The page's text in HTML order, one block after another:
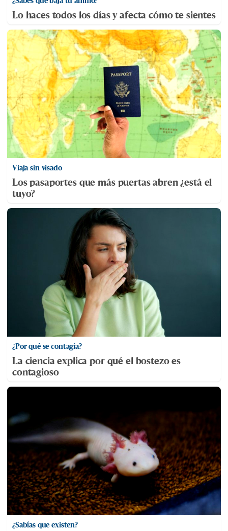
Lo haces todos los días y afecta cómo te sientes
Viaja sin visado
Los pasaportes que más puertas abren ¿está el
tuyo?
¿Por qué se contagia?
La ciencia explica por qué el bostezo es
contagioso
¿Sabías que existen?